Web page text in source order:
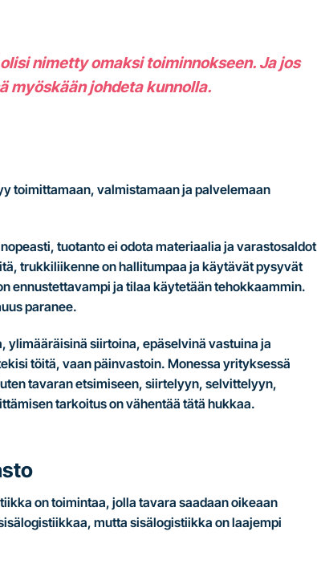
nimetty omaksi toiminnokseen. Ja jos
myöskään johdeta kunnolla.
toimittamaan, valmistamaan ja palvelemaan
tuotanto ei odota materiaalia ja varastosaldot
trukkiliikenne on hallitumpaa ja käytävät pysyvät
ennustettavampi ja tilaa käytetään tehokkaammin.
paranee.
ylimääräisinä siirtoina, epäselvinä vastuina ja
töitä, vaan päinvastoin. Monessa yrityksessä
tavaran etsimiseen, siirtelyyn, selvittelyyn,
tarkoitus on vähentää tätä hukkaa.
on toimintaa, jolla tavara saadaan oikeaan
mutta sisälogistiikka on laajempi